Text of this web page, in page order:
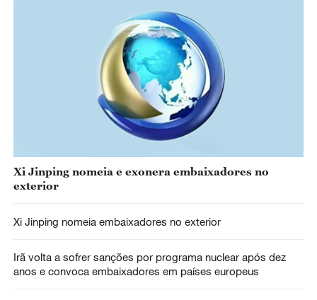
Xi Jinping nomeia e exonera embaixadores no
exterior
Xi Jinping nomeia embaixadores no exterior
Irã volta a sofrer sanções por programa nuclear após dez
anos e convoca embaixadores em países europeus